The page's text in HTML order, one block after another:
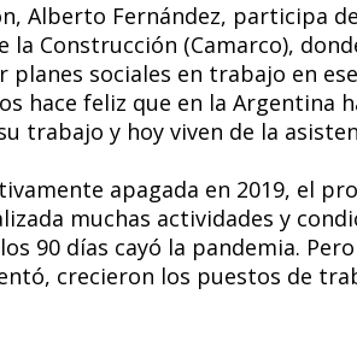
Alberto Fernández, participa
la Construcción (Camarco),
sociales en trabajo en
hace feliz que en la Argentina
trabajo y hoy viven de la
apagada en 2019, el
muchas actividades y
90 días cayó la pandemia.
crecieron los puestos de